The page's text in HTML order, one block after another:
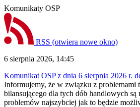
Komunikaty OSP
RSS (otwiera nowe okno)
6 sierpnia 2026, 14:45
Komunikat OSP z dnia 6 sierpnia 2026 r.
Informujemy, że w związku z problemami
bilansującego dla tych dób handlowych
problemów najszybciej jak to będzie